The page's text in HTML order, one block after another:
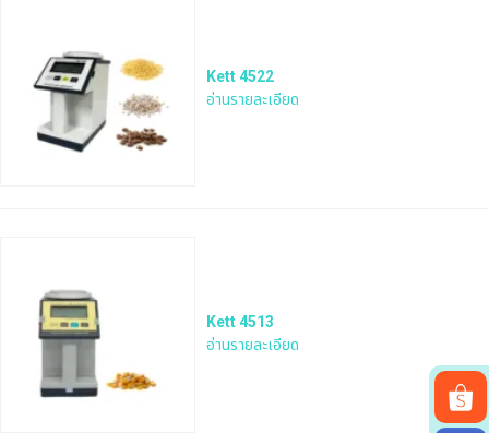
Kett 4522
อ่านรายละเอียด
Kett 4513
อ่านรายละเอียด